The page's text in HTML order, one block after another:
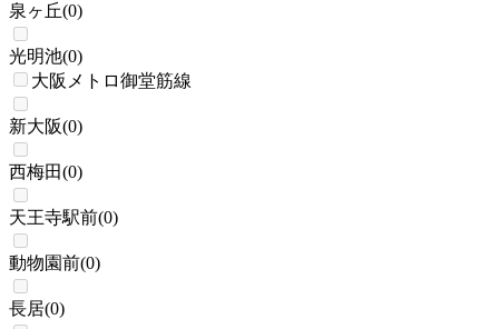
泉ヶ丘(0)
光明池(0)
大阪メトロ御堂筋線
新大阪(0)
西梅田(0)
天王寺駅前(0)
動物園前(0)
長居(0)